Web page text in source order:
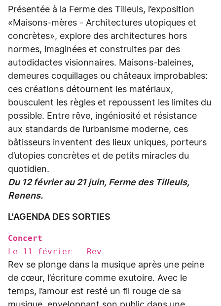
Présentée à la Ferme des Tilleuls, l’exposition
«Maisons-mères - Architectures utopiques et
concrètes», explore des architectures hors
normes, imaginées et construites par des
autodidactes visionnaires. Maisons-baleines,
demeures coquillages ou châteaux improbables:
ces créations détournent les matériaux,
bousculent les règles et repoussent les limites du
possible. Entre rêve, ingéniosité et résistance
aux standards de l’urbanisme moderne, ces
bâtisseurs inventent des lieux uniques, porteurs
d’utopies concrètes et de petits miracles du
quotidien.
Du 12 février au 21 juin, Ferme des Tilleuls,
Renens.
L'AGENDA DES SORTIES
Concert
Le 11 février - Rev
Rev se plonge dans la musique après une peine
de cœur, l’écriture comme exutoire. Avec le
temps, l’amour est resté un fil rouge de sa